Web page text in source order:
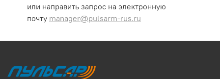
или направить запрос на электронную
почту manager@pulsarm-rus.ru